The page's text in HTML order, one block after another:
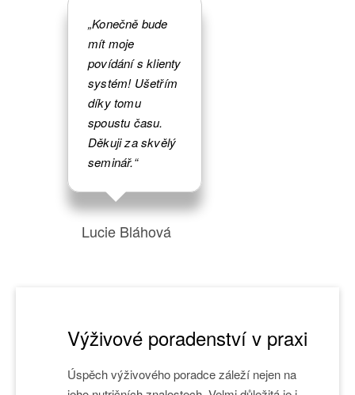
„Konečně bude
mít moje
povídání s klienty
systém! Ušetřím
díky tomu
spoustu času.
Děkuji za skvělý
seminář.“
Lucie Bláhová
Výživové poradenství v praxi
Úspěch výživového poradce záleží nejen na